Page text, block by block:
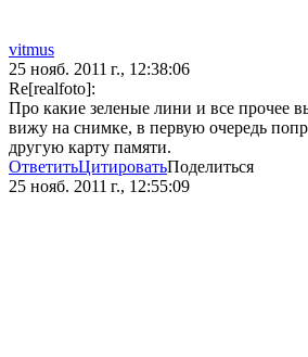
vitmus
25 нояб. 2011 г., 12:38:06
Re[realfoto]:
Про какие зеленые лини и все прочее
вижу на снимке, в первую очередь
другую карту памяти.
ОтветитьЦитироватьПоделиться
25 нояб. 2011 г., 12:55:09